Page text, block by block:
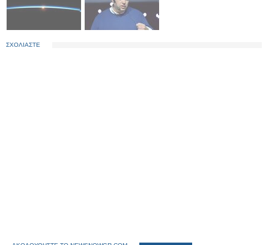
ΣΧΟΛΙΑΣΤΕ